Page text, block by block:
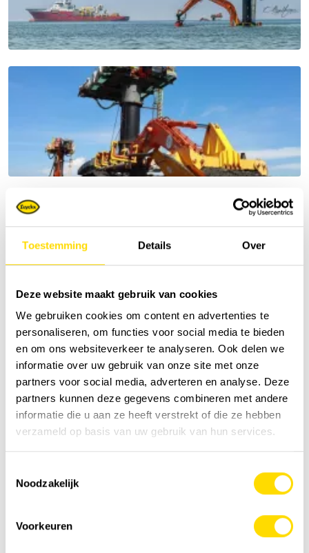
Toestemming Details Over
Deze website maakt gebruik van cookies
We gebruiken cookies om content en advertenties te
personaliseren, om functies voor social media te bieden
en om ons websiteverkeer te analyseren. Ook delen we
informatie over uw gebruik van onze site met onze
partners voor social media, adverteren en analyse. Deze
partners kunnen deze gegevens combineren met andere
informatie die u aan ze heeft verstrekt of die ze hebben
verzameld op basis van uw gebruik van hun services.
Noodzakelijk
Voorkeuren
About Luyckx Special Applications
Luyckx Special Applications ZX870 |
ZX890 Starfish
Raised excavators | concept Starfish
Special Applications
Request a quote